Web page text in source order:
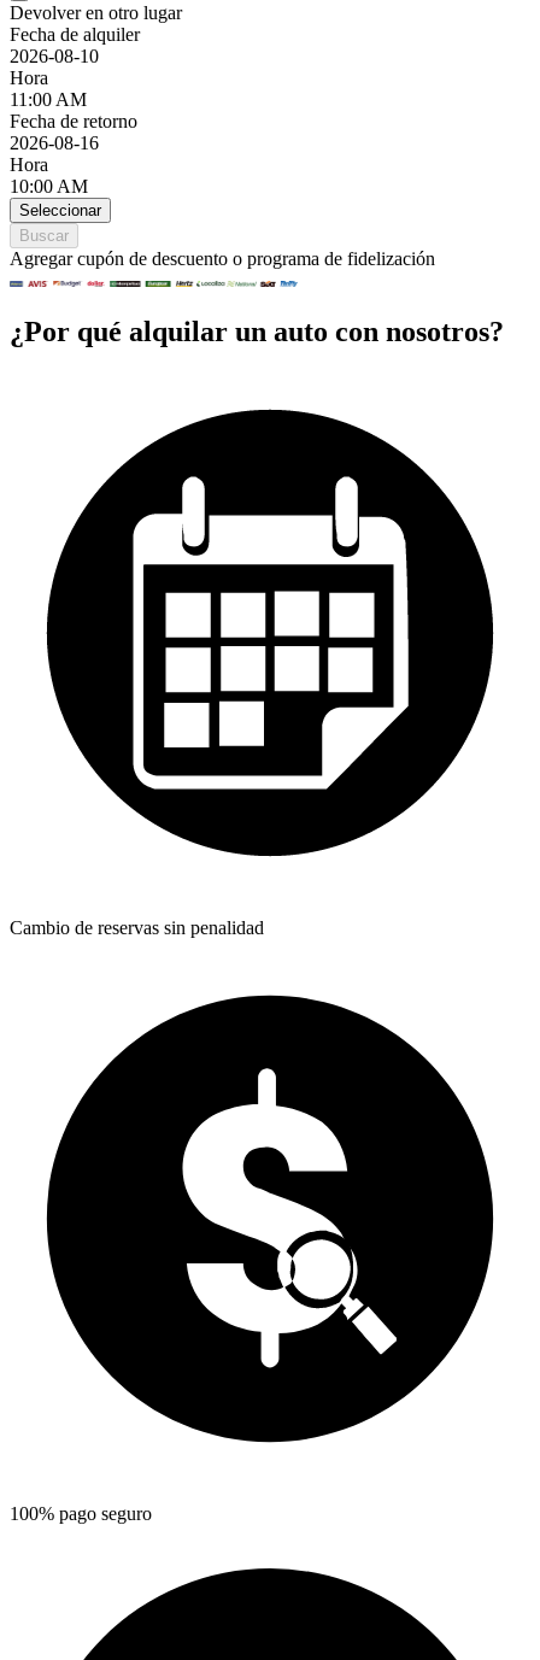
Devolver en otro lugar
Fecha de alquiler
2026-08-10
Hora
11:00 AM
Fecha de retorno
2026-08-16
Hora
10:00 AM
Seleccionar
Buscar
Agregar cupón de descuento o programa de fidelización
¿Por qué alquilar un auto con nosotros?
Cambio de reservas sin penalidad
100% pago seguro